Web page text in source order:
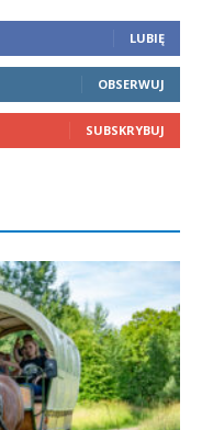
LUBIĘ
OBSERWUJ
SUBSKRYBUJ